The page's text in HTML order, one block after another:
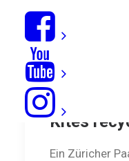
kite.pride:
Kites
Ein Züricher